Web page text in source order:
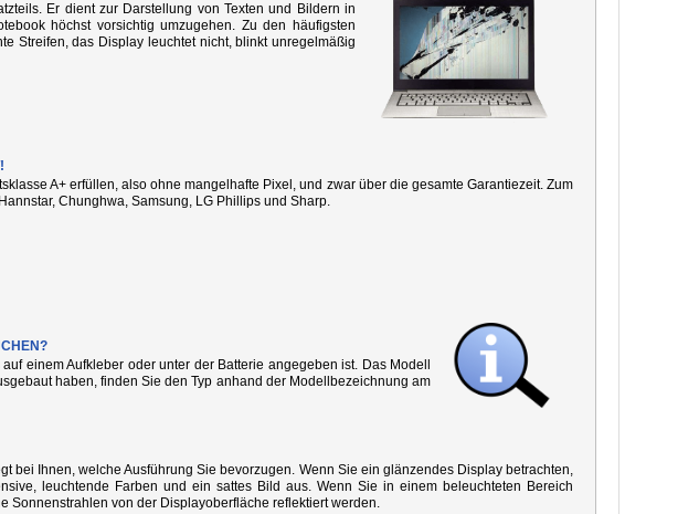
Er dient zur Darstellung von Texten und Bildern in
höchst vorsichtig umzugehen. Zu den häufigsten
Streifen, das Display leuchtet nicht, blinkt unregelmäßig
A+ erfüllen, also ohne mangelhafte Pixel, und zwar über die gesamte Garantiezeit. Zum
Chunghwa, Samsung, LG Phillips und Sharp.
einem Aufkleber oder unter der Batterie angegeben ist. Das Modell
haben, finden Sie den Typ anhand der Modellbezeichnung am
bei Ihnen, welche Ausführung Sie bevorzugen. Wenn Sie ein glänzendes Display betrachten,
leuchtende Farben und ein sattes Bild aus. Wenn Sie in einem beleuchteten Bereich
Sonnenstrahlen von der Displayoberfläche reflektiert werden.